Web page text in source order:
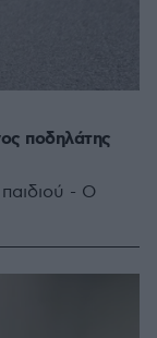
ποδηλάτης
- Ο